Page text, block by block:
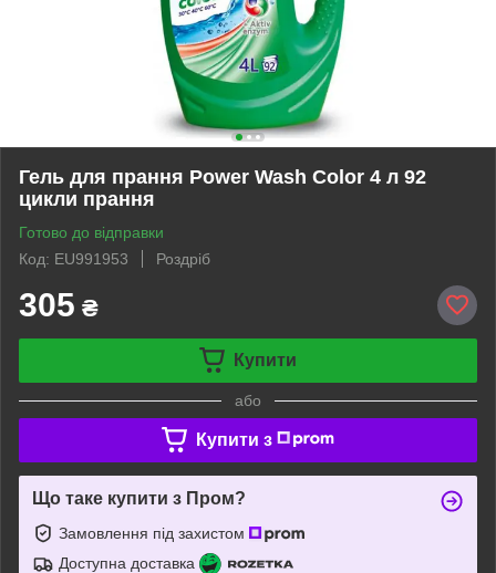
Гель для прання Power Wash Color 4 л 92
цикли прання
Готово до відправки
Код: EU991953
Роздріб
305 ₴
Купити
або
Купити з
Що таке купити з Пром?
Замовлення під захистом
Доступна доставка